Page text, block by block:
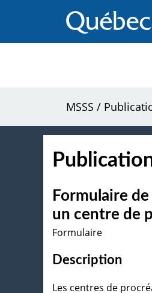
au
contenu
MSSS /
Formulaire
un centre de
Formulaire
Description
Les centres de